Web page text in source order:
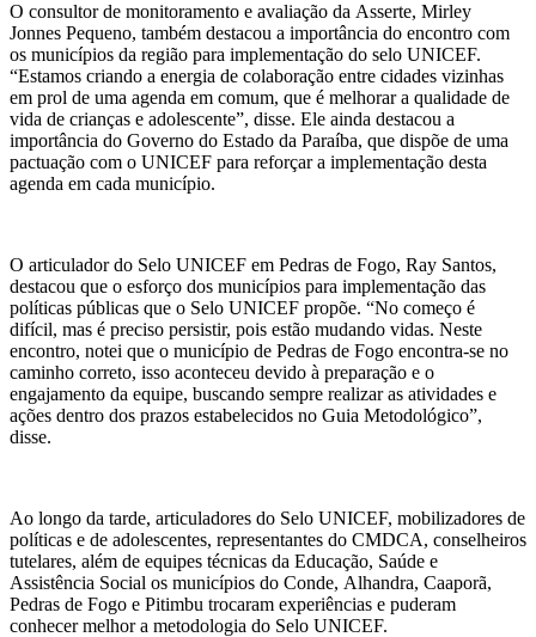
O consultor de monitoramento e avaliação da Asserte, Mirley
Jonnes Pequeno, também destacou a importância do encontro com
os municípios da região para implementação do selo UNICEF.
“Estamos criando a energia de colaboração entre cidades vizinhas
em prol de uma agenda em comum, que é melhorar a qualidade de
vida de crianças e adolescente”, disse. Ele ainda destacou a
importância do Governo do Estado da Paraíba, que dispõe de uma
pactuação com o UNICEF para reforçar a implementação desta
agenda em cada município.
O articulador do Selo UNICEF em Pedras de Fogo, Ray Santos,
destacou que o esforço dos municípios para implementação das
políticas públicas que o Selo UNICEF propõe. “No começo é
difícil, mas é preciso persistir, pois estão mudando vidas. Neste
encontro, notei que o município de Pedras de Fogo encontra-se no
caminho correto, isso aconteceu devido à preparação e o
engajamento da equipe, buscando sempre realizar as atividades e
ações dentro dos prazos estabelecidos no Guia Metodológico”,
disse.
Ao longo da tarde, articuladores do Selo UNICEF, mobilizadores de
políticas e de adolescentes, representantes do CMDCA, conselheiros
tutelares, além de equipes técnicas da Educação, Saúde e
Assistência Social os municípios do Conde, Alhandra, Caaporã,
Pedras de Fogo e Pitimbu trocaram experiências e puderam
conhecer melhor a metodologia do Selo UNICEF.